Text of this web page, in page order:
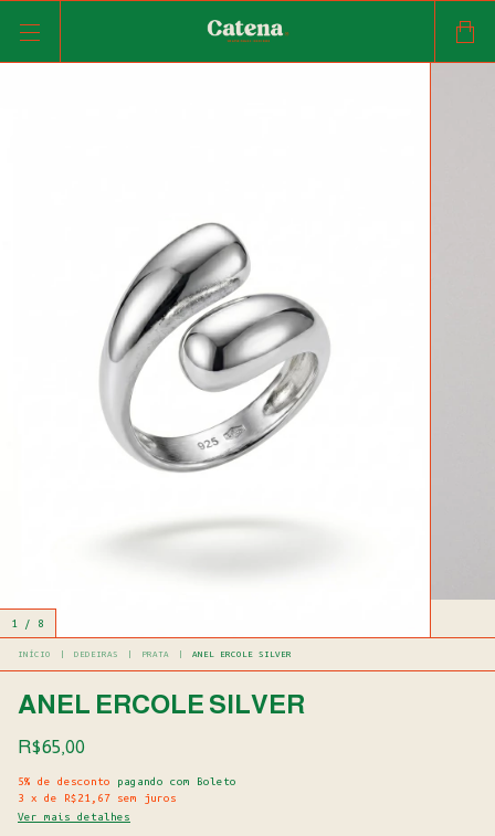
1 / 8
INÍCIO DEDEIRAS PRATA ANEL ERCOLE SILVER
ANEL ERCOLE SILVER
R$65,00
5% de desconto pagando com Boleto
3
x de R$21,67
sem juros
Ver mais detalhes